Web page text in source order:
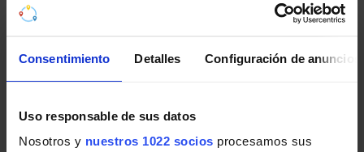
Consentimiento Detalles Configuración de anuncios
Uso responsable de sus datos
Nosotros y nuestros 1022 socios procesamos sus
L5
Autobuses de Barcelona (TMB)
Líneas de Autobuses de Barcelona (TMB) en
Hospitalet de Llobregat: